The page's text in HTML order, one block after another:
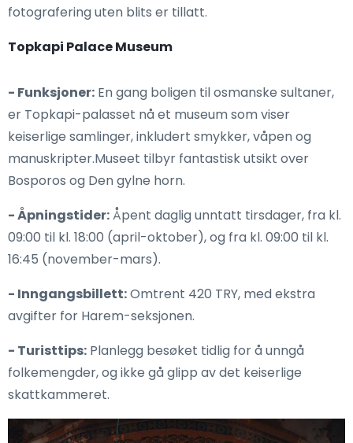
fotografering uten blits er tillatt.
Topkapi Palace Museum
- Funksjoner: En gang boligen til osmanske sultaner,
er Topkapi-palasset nå et museum som viser
keiserlige samlinger, inkludert smykker, våpen og
manuskripter.Museet tilbyr fantastisk utsikt over
Bosporos og Den gylne horn.
- Åpningstider:Åpent daglig unntatt tirsdager, fra kl.
09:00 til kl. 18:00 (april-oktober), og fra kl. 09:00 til kl.
16:45 (november-mars).
- Inngangsbillett:Omtrent 420 TRY, med ekstra
avgifter for Harem-seksjonen.
- Turisttips: Planlegg besøket tidlig for å unngå
folkemengder, og ikke gå glipp av det keiserlige
skattkammeret.